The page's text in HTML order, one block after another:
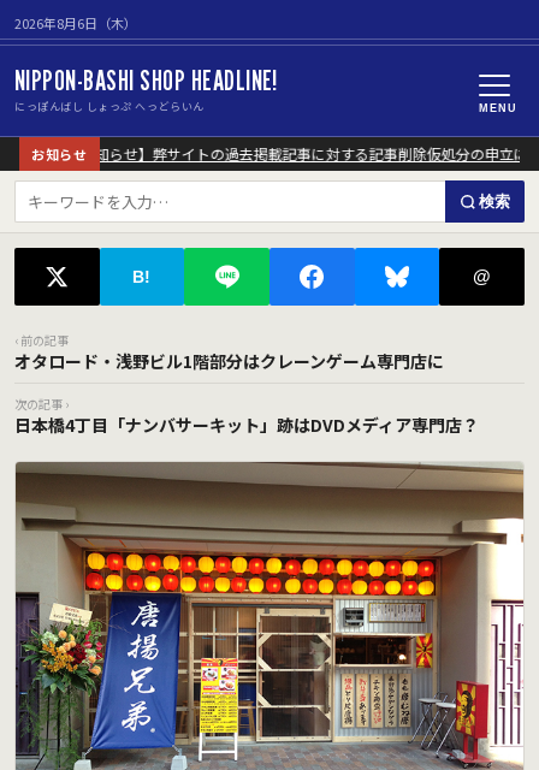
2026年8月6日（木）
NIPPON-BASHI SHOP HEADLINE!
にっぽんばし しょっぷ へっどらいん MENU
お知らせ
【重要なお知らせ】弊サイトの過去掲載記事に対する記事削除仮処分の申立につ
検索
B! @
‹ 前の記事
オタロード・浅野ビル1階部分はクレーンゲーム専門店に
次の記事 ›
日本橋4丁目「ナンバサーキット」跡はDVDメディア専門店？